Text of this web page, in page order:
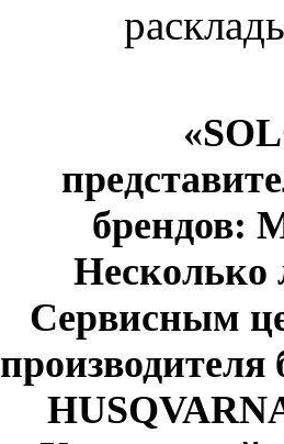
«
брендов:
Несколько
Сервисным
производителя